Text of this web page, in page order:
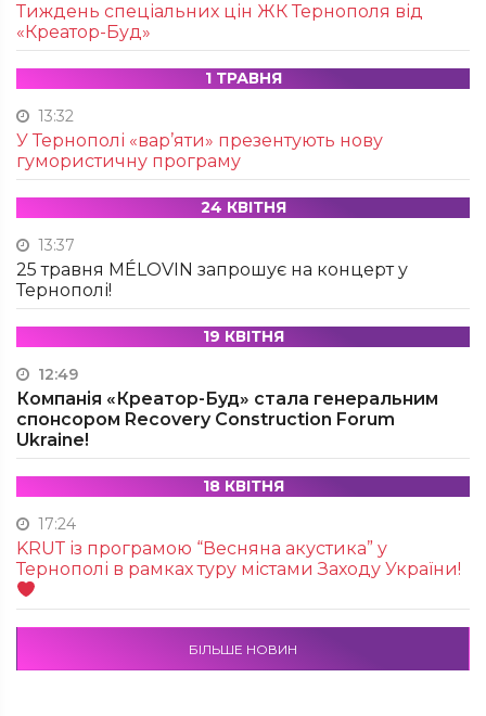
Тиждень спеціальних цін ЖК Тернополя від
«Креатор-Буд»
1 ТРАВНЯ
13:32
У Тернополі «вар’яти» презентують нову
гумористичну програму
24 КВІТНЯ
13:37
25 травня MÉLOVIN запрошує на концерт у
Тернополі!
19 КВІТНЯ
12:49
Компанія «Креатор-Буд» стала генеральним
спонсором Recovery Construction Forum
Ukraine!
18 КВІТНЯ
17:24
KRUТ із програмою “Весняна акустика” у
Тернополі в рамках туру містами Заходу України!
БІЛЬШЕ НОВИН